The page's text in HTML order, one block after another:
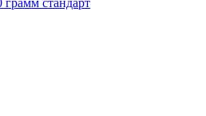
стандарт